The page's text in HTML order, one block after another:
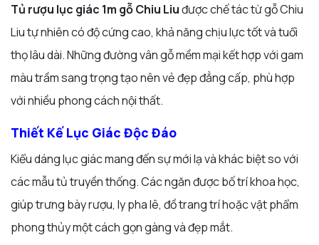
Tủ rượu lục giác 1m gỗ Chiu Liuđược chế tác từ gỗ Chiu
Liu tự nhiên có độ cứng cao, khả năng chịu lực tốt và tuổi
thọ lâu dài. Những đường vân gỗ mềm mại kết hợp với gam
màu trầm sang trọng tạo nên vẻ đẹp đẳng cấp, phù hợp
với nhiều phong cách nội thất.
Thiết Kế Lục Giác Độc Đáo
Kiểu dáng lục giác mang đến sự mới lạ và khác biệt so với
các mẫu tủ truyền thống. Các ngăn được bố trí khoa học,
giúp trưng bày rượu, ly pha lê, đồ trang trí hoặc vật phẩm
phong thủy một cách gọn gàng và đẹp mắt.